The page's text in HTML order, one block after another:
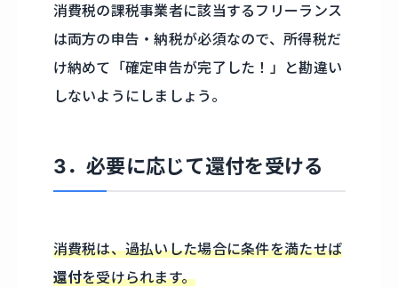
消費税の課税事業者に該当するフリーランス
は両方の申告・納税が必須なので、所得税だ
け納めて「確定申告が完了した！」と勘違い
しないようにしましょう。
3．必要に応じて還付を受ける
消費税は、過払いした場合に条件を満たせば
還付を受けられます。